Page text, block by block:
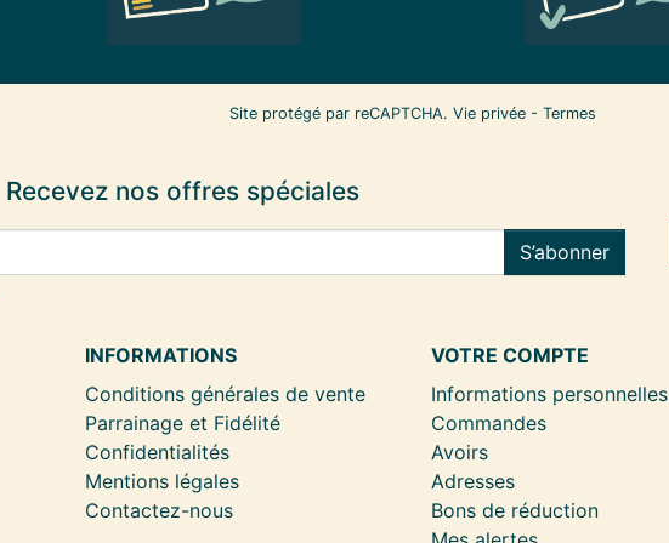
Site protégé par reCAPTCHA. Vie privée - Termes
Recevez nos offres spéciales
S’abonner
INFORMATIONS
Conditions générales de vente
Parrainage et Fidélité
Confidentialités
Mentions légales
Contactez-nous
VOTRE COMPTE
Informations personnelles
Commandes
Avoirs
Adresses
Bons de réduction